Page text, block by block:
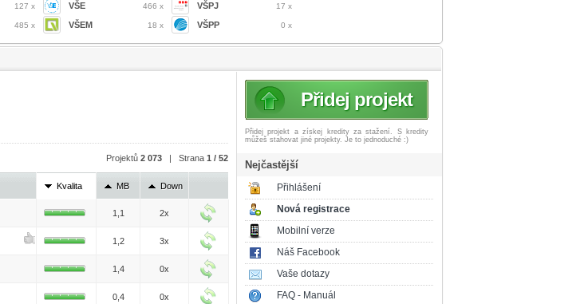
127 x
485 x
VŠE 466 x
VŠEM 18 x
VŠPJ 17 x
VŠPP 0 x
Projektů 2 073 | Strana 1 / 52
Kvalita MB Down
1,1 2x
1,2 3x
1,4 0x
0,4 0x
Přidej projekt
Přidej projekt a získej
kredity za stažení. S kredity
můžeš stahovat jiné projekty. Je to jednoduché :)
Nejčastější
Přihlášení
Nová registrace
Mobilní verze
Náš Facebook
Vaše dotazy
FAQ - Manuál